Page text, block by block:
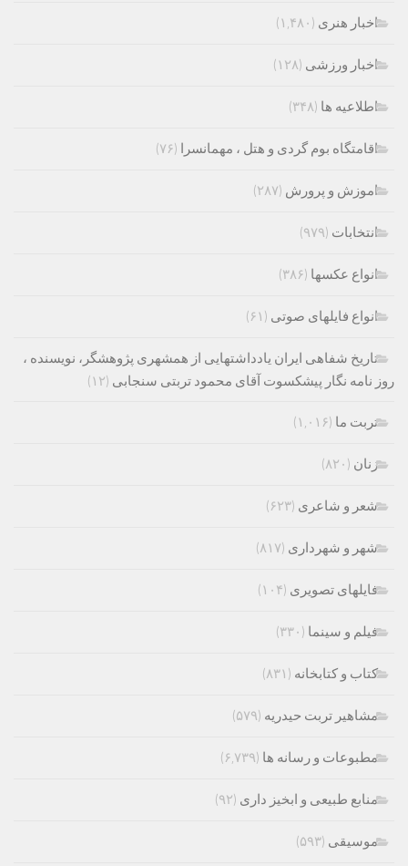
اخبار هنری (۱,۴۸۰)
اخبار ورزشی (۱۲۸)
اطلاعیه ها (۳۴۸)
اقامتگاه بوم گردی و هتل ، مهمانسرا (۷۶)
اموزش و پرورش (۲۸۷)
انتخابات (۹۷۹)
انواع عکسها (۳۸۶)
انواع فایلهای صوتی (۶۱)
تاریخ شفاهی ایران یادداشتهایی از همشهری پژوهشگر، نویسنده ،
روز نامه نگار پیشکسوت آقای محمود تربتی سنجابی (۱۲)
تربت ما (۱,۰۱۶)
زنان (۸۲۰)
شعر و شاعری (۶۲۳)
شهر و شهرداری (۸۱۷)
فایلهای تصویری (۱۰۴)
فیلم و سینما (۳۳۰)
کتاب و کتابخانه (۸۳۱)
مشاهیر تربت حیدریه (۵۷۹)
مطبوعات و رسانه ها (۶,۷۳۹)
منابع طبیعی و ابخیز داری (۹۲)
موسیقی (۵۹۳)